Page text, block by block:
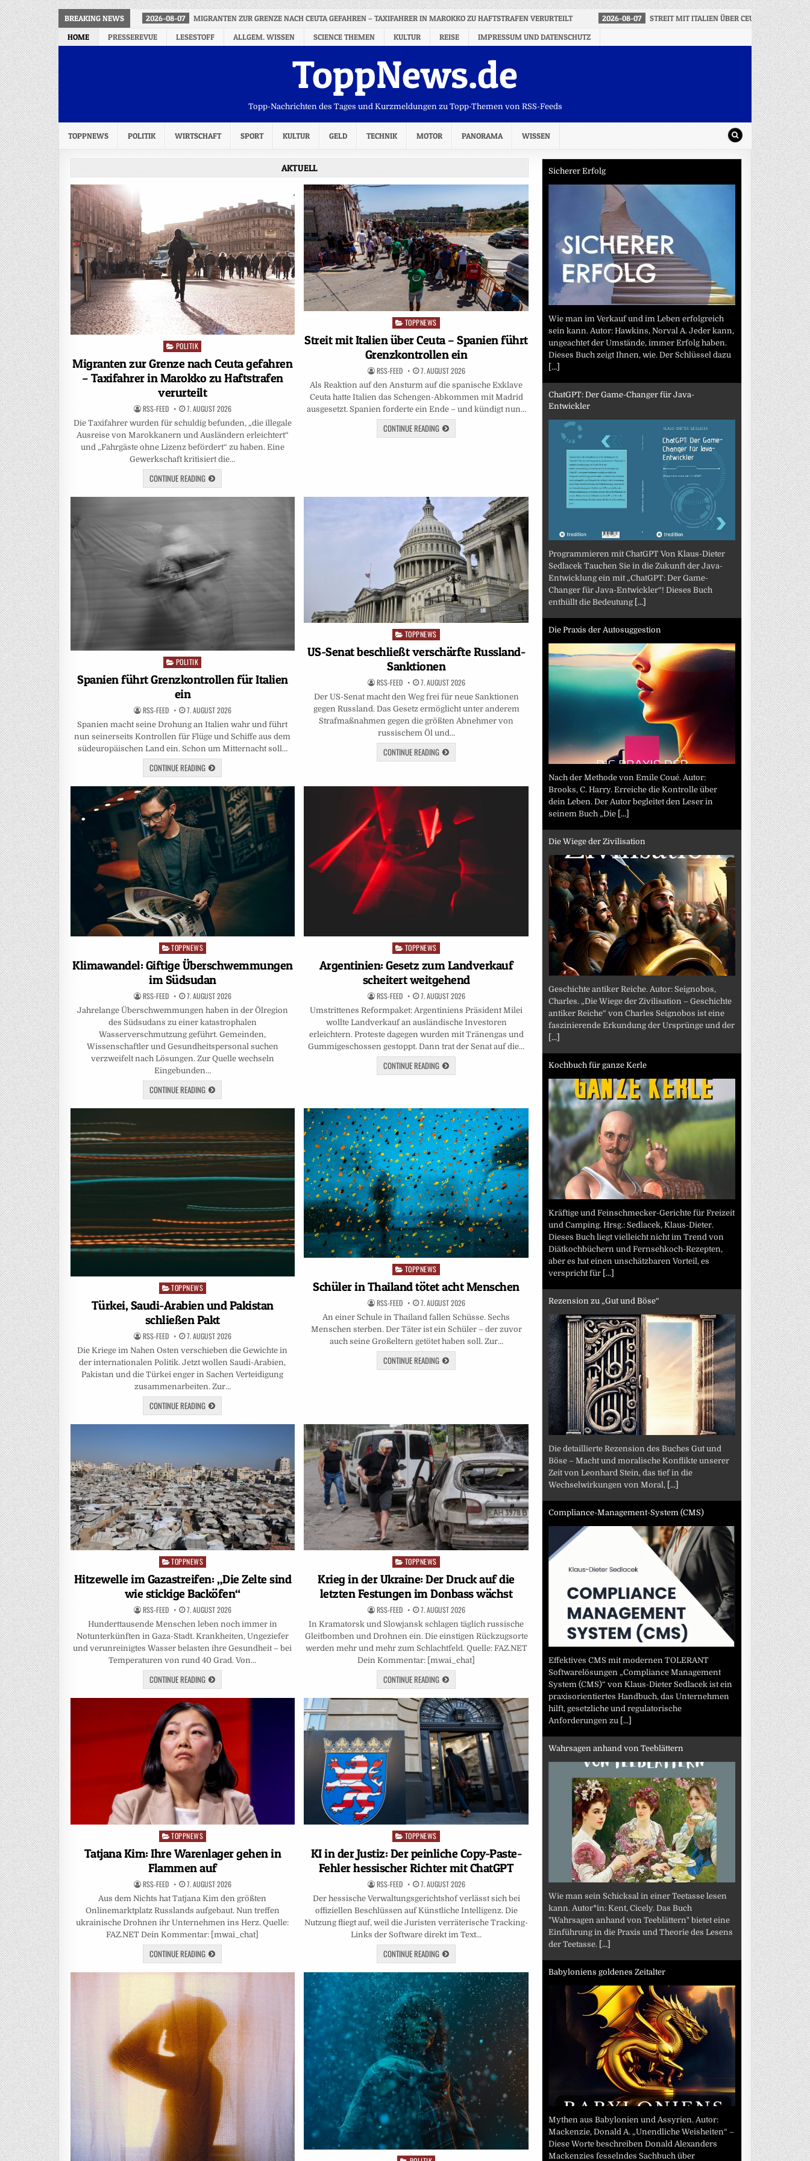
BREAKING NEWS 2026-08-07 MIGRANTEN ZUR GRENZE NACH CEUTA GEFAHREN – TAXIFAHRER IN MAROKKO ZU HAFTSTRAFEN VERURTEILT 2026-08-07
STREIT MIT ITALIEN ÜBER CEUTA – SPANIEN
HOME
PRESSEREVUE LESESTOFF ALLGEM. WISSEN SCIENCE THEMEN KULTUR REISE IMPRESSUM UND DATENSCHUTZ
ToppNews.de
Topp-Nachrichten des Tages und Kurzmeldungen zu Topp-Themen von RSS-Feeds
TOPPNEWS POLITIK WIRTSCHAFT SPORT KULTUR GELD TECHNIK MOTOR PANORAMA WISSEN
AKTUELL
Posted
POLITIK
Migranten zur Grenze nach Ceuta gefahren
– Taxifahrer in Marokko zu Haftstrafen
verurteilt
RSS-FEED 7. AUGUST 2026
Die Taxifahrer wurden für schuldig befunden, „die illegale
Ausreise von Marokkanern und Ausländern erleichtert“
und „Fahrgäste ohne Lizenz befördert“ zu haben. Eine
Gewerkschaft kritisiert die…
CONTINUE READING
Posted
in
TOPPNEWS
Streit mit Italien über Ceuta – Spanien führt
Grenzkontrollen ein
RSS-FEED 7. AUGUST 2026
Als Reaktion auf den Ansturm auf die spanische Exklave
Ceuta hatte Italien das Schengen-Abkommen mit Madrid
ausgesetzt. Spanien forderte ein Ende – und kündigt nun…
CONTINUE READING
Posted
POLITIK
Spanien führt Grenzkontrollen für Italien
ein
RSS-FEED 7. AUGUST 2026
Spanien macht seine Drohung an Italien wahr und führt
nun seinerseits Kontrollen für Flüge und Schiffe aus dem
südeuropäischen Land ein. Schon um Mitternacht soll…
CONTINUE READING
Posted
in
TOPPNEWS
US-Senat beschließt verschärfte Russland-
Sanktionen
RSS-FEED 7. AUGUST 2026
Der US-Senat macht den Weg frei für neue Sanktionen
gegen Russland. Das Gesetz ermöglicht unter anderem
Strafmaßnahmen gegen die größten Abnehmer von
russischem Öl und…
CONTINUE READING
Posted
in
TOPPNEWS
Klimawandel: Giftige Überschwemmungen
im Südsudan
RSS-FEED 7. AUGUST 2026
Jahrelange Überschwemmungen haben in der Ölregion
des Südsudans zu einer katastrophalen
Wasserverschmutzung geführt. Gemeinden,
Wissenschaftler und Gesundheitspersonal suchen
verzweifelt nach Lösungen. Zur Quelle wechseln
Eingebunden…
CONTINUE READING
Posted
TOPPNEWS
Argentinien: Gesetz zum Landverkauf
scheitert weitgehend
RSS-FEED 7. AUGUST 2026
Umstrittenes Reformpaket: Argentiniens Präsident Milei
wollte Landverkauf an ausländische Investoren
erleichtern. Proteste dagegen wurden mit Tränengas und
Gummigeschossen gestoppt. Dann trat der Senat auf die…
CONTINUE READING
Posted
in
TOPPNEWS
Türkei, Saudi-Arabien und Pakistan
schließen Pakt
RSS-FEED 7. AUGUST 2026
Die Kriege im Nahen Osten verschieben die Gewichte in
der internationalen Politik. Jetzt wollen Saudi-Arabien,
Pakistan und die Türkei enger in Sachen Verteidigung
zusammenarbeiten. Zur…
CONTINUE READING
Posted
in
TOPPNEWS
Schüler in Thailand tötet acht Menschen
RSS-FEED 7. AUGUST 2026
An einer Schule in Thailand fallen Schüsse. Sechs
Menschen sterben. Der Täter ist ein Schüler – der zuvor
auch seine Großeltern getötet haben soll. Zur…
CONTINUE READING
Posted
TOPPNEWS
Hitzewelle im Gazastreifen: „Die Zelte sind
wie stickige Backöfen“
RSS-FEED 7. AUGUST 2026
Hunderttausende Menschen leben noch immer in
Notunterkünften in Gaza-Stadt. Krankheiten, Ungeziefer
und verunreinigtes Wasser belasten ihre Gesundheit – bei
Temperaturen von rund 40 Grad. Von…
CONTINUE READING
Posted
TOPPNEWS
Krieg in der Ukraine: Der Druck auf die
letzten Festungen im Donbass wächst
RSS-FEED 7. AUGUST 2026
In Kramatorsk und Slowjansk schlagen täglich russische
Gleitbomben und Drohnen ein. Die einstigen Rückzugsorte
werden mehr und mehr zum Schlachtfeld. Quelle: FAZ.NET
Dein Kommentar: [mwai_chat]
CONTINUE READING
Posted
TOPPNEWS
Tatjana Kim: Ihre Warenlager gehen in
Flammen auf
RSS-FEED 7. AUGUST 2026
Aus dem Nichts hat Tatjana Kim den größten
Onlinemarktplatz Russlands aufgebaut. Nun treffen
ukrainische Drohnen ihr Unternehmen ins Herz. Quelle:
FAZ.NET Dein Kommentar: [mwai_chat]
CONTINUE READING
Posted
in
TOPPNEWS
KI in der Justiz: Der peinliche Copy-Paste-
Fehler hessischer Richter mit ChatGPT
RSS-FEED 7. AUGUST 2026
Der hessische Verwaltungsgerichtshof verlässt sich bei
offiziellen Beschlüssen auf Künstliche Intelligenz. Die
Nutzung fliegt auf, weil die Juristen verräterische Tracking-
Links der Software direkt im Text…
CONTINUE READING
Sicherer Erfolg
Wie man im Verkauf und im Leben erfolgreich
sein kann. Autor: Hawkins, Norval A. Jeder kann,
ungeachtet der Umstände, immer Erfolg haben.
Dieses Buch zeigt Ihnen, wie. Der Schlüssel dazu
[...]
ChatGPT: Der Game-Changer für Java-
Entwickler
Programmieren mit ChatGPT Von Klaus-Dieter
Sedlacek Tauchen Sie in die Zukunft der Java-
Entwicklung ein mit „ChatGPT: Der Game-
Changer für Java-Entwickler“! Dieses Buch
enthüllt die Bedeutung [...]
Die Praxis der Autosuggestion
Nach der Methode von Emile Coué. Autor:
Brooks, C. Harry. Erreiche die Kontrolle über
dein Leben. Der Autor begleitet den Leser in
seinem Buch „Die [...]
Die Wiege der Zivilisation
Geschichte antiker Reiche. Autor: Seignobos,
Charles. „Die Wiege der Zivilisation – Geschichte
antiker Reiche“ von Charles Seignobos ist eine
faszinierende Erkundung der Ursprünge und der
[...]
Kochbuch für ganze Kerle
Kräftige und Feinschmecker-Gerichte für Freizeit
und Camping. Hrsg.: Sedlacek, Klaus-Dieter.
Dieses Buch liegt vielleicht nicht im Trend von
Diätkochbüchern und Fernsehkoch-Rezepten,
aber es hat einen unschätzbaren Vorteil, es
verspricht für [...]
Rezension zu „Gut und Böse“
Die detaillierte Rezension des Buches Gut und
Böse – Macht und moralische Konflikte unserer
Zeit von Leonhard Stein, das tief in die
Wechselwirkungen von Moral, [...]
Compliance-Management-System (CMS)
Effektives CMS mit modernen TOLERANT
Softwarelösungen „Compliance Management
System (CMS)“ von Klaus-Dieter Sedlacek ist ein
praxisorientiertes Handbuch, das Unternehmen
hilft, gesetzliche und regulatorische
Anforderungen zu [...]
Wahrsagen anhand von Teeblättern
Wie man sein Schicksal in einer Teetasse lesen
kann. Autor*in: Kent, Cicely. Das Buch
"Wahrsagen anhand von Teeblättern" bietet eine
Einführung in die Praxis und Theorie des Lesens
der Teetasse. [...]
Babyloniens goldenes Zeitalter
Mythen aus Babylonien und Assyrien. Autor:
Mackenzie, Donald A. „Unendliche Weisheiten“ –
Diese Worte beschreiben Donald Alexanders
Mackenzies fesselndes Sachbuch über